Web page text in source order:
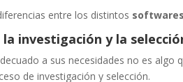
entre los distintos softwares
investigación y la
a sus necesidades no es algo
de investigación y selección.